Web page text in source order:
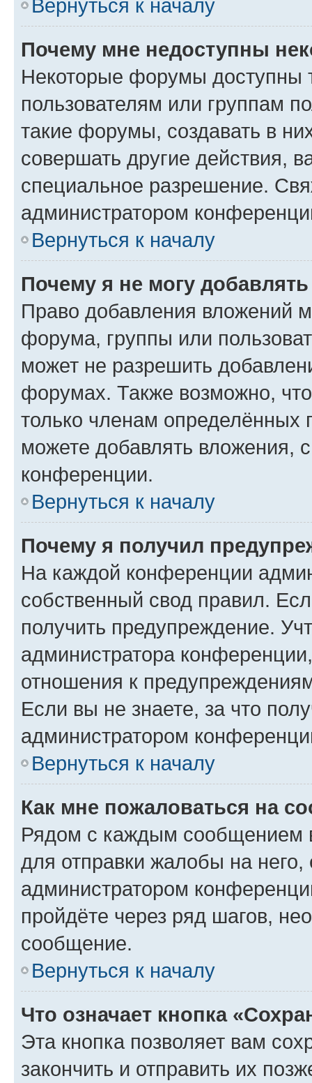
Вернуться к началу
Почему мне недоступны
Некоторые форумы доступны
пользователям или группам
такие форумы, создавать в
совершать другие действия,
специальное разрешение.
администратором
Вернуться к началу
Почему я не могу
Право добавления вложений
форума, группы или
может не разрешить
форумах. Также возможно,
только членам определённых
можете добавлять вложения,
конференции.
Вернуться к началу
Почему я получил
На каждой конференции
собственный свод правил.
получить предупреждение.
администратора
отношения к
Если вы не знаете, за что
администратором
Вернуться к началу
Как мне пожаловаться на
Рядом с каждым сообщением
для отправки жалобы на
администратором
пройдёте через ряд шагов,
сообщение.
Вернуться к началу
Что означает кнопка
Эта кнопка позволяет вам
закончить и отправить их